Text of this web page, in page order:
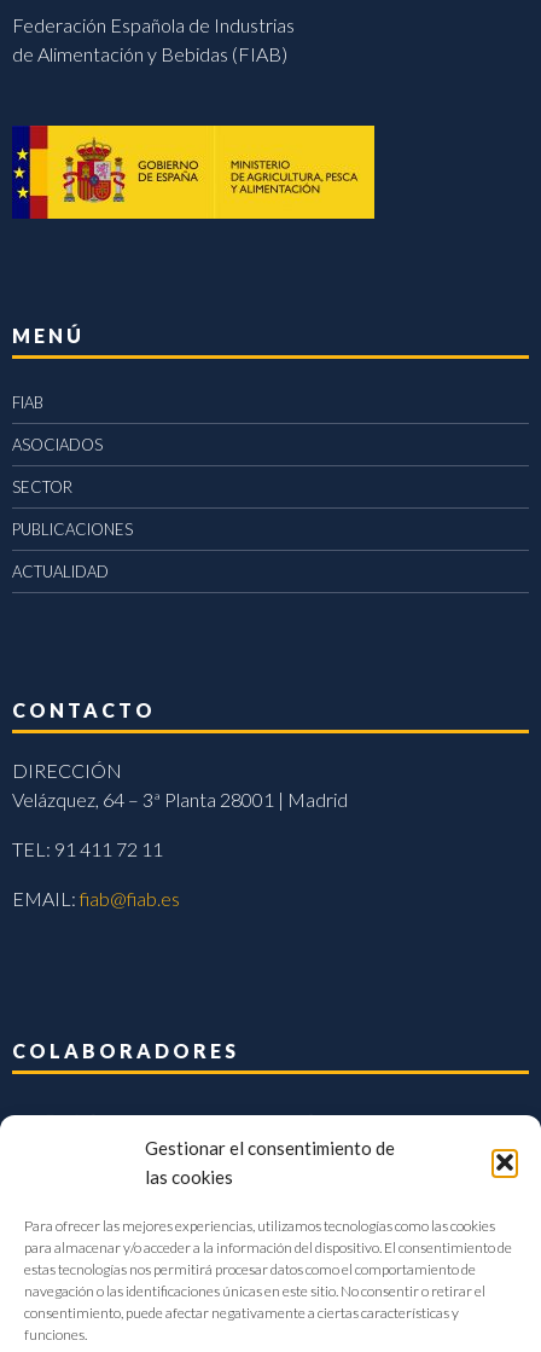
Gestionar el consentimiento de
las cookies
Para ofrecer las mejores experiencias, utilizamos tecnologías como las cookies
para almacenar y/o acceder a la información del dispositivo. El consentimiento de
estas tecnologías nos permitirá procesar datos como el comportamiento de
navegación o las identificaciones únicas en este sitio. No consentir o retirar el
consentimiento, puede afectar negativamente a ciertas características y
funciones.
Federación Española de Industrias
de Alimentación y Bebidas (FIAB)
MENÚ
FIAB
ASOCIADOS
SECTOR
PUBLICACIONES
ACTUALIDAD
CONTACTO
DIRECCIÓN
Velázquez, 64 – 3ª Planta 28001 | Madrid
TEL: 91 411 72 11
EMAIL:fiab@fiab.es
COLABORADORES